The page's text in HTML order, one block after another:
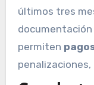
últimos tres
permiten